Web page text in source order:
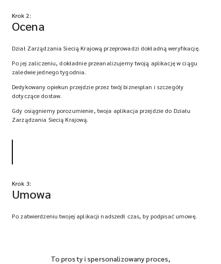
Krok 2:
Ocena
Dział Zarządzania Siecią Krajową przeprowadzi dokładną weryfikację.
Po jej zaliczeniu, dokładnie przeanalizujemy twoją aplikację w ciągu
zaledwie jednego tygodnia.
Dedykowany opiekun przejdzie przez twój biznesplan i szczegóły
dotyczące dostaw.
Gdy osiągniemy porozumienie, twoja aplikacja przejdzie do Działu
Zarządzania Siecią Krajową.
Krok 3:
Umowa
Po zatwierdzeniu twojej aplikacji nadszedł czas, by podpisać umowę.
To prosty i spersonalizowany proces,